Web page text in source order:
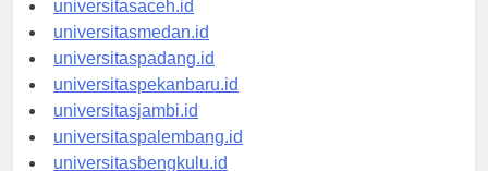
universitasaceh.id
universitasmedan.id
universitaspadang.id
universitaspekanbaru.id
universitasjambi.id
universitaspalembang.id